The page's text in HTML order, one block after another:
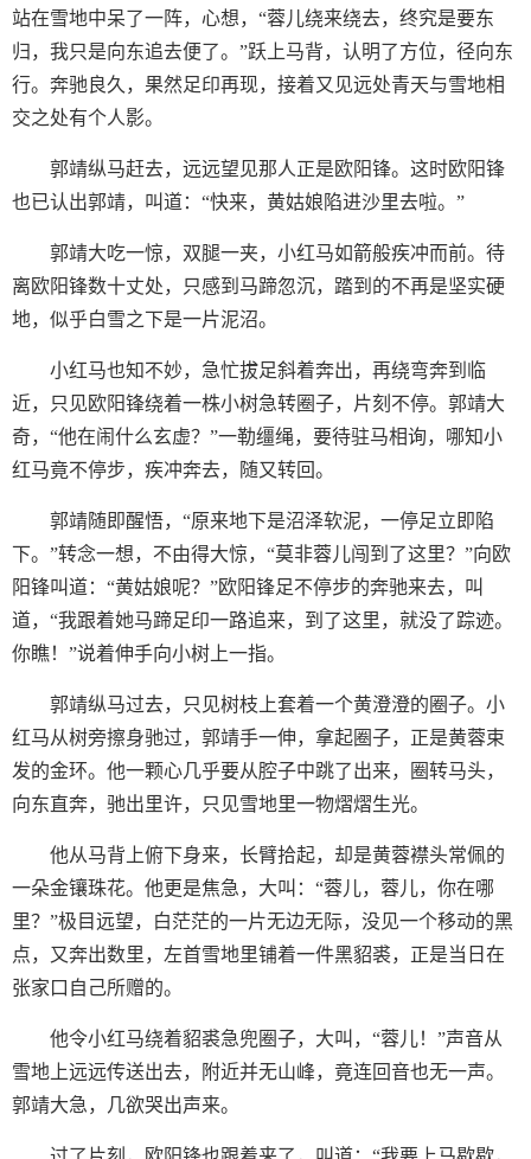
站在雪地中呆了一阵，心想，“蓉儿绕来绕去，终究是要东
归，我只是向东追去便了。”跃上马背，认明了方位，径向东
行。奔驰良久，果然足印再现，接着又见远处青天与雪地相
交之处有个人影。
郭靖纵马赶去，远远望见那人正是欧阳锋。这时欧阳锋
也已认出郭靖，叫道：“快来，黄姑娘陷进沙里去啦。”
郭靖大吃一惊，双腿一夹，小红马如箭般疾冲而前。待
离欧阳锋数十丈处，只感到马蹄忽沉，踏到的不再是坚实硬
地，似乎白雪之下是一片泥沼。
小红马也知不妙，急忙拔足斜着奔出，再绕弯奔到临
近，只见欧阳锋绕着一株小树急转圈子，片刻不停。郭靖大
奇，“他在闹什么玄虚？”一勒缰绳，要待驻马相询，哪知小
红马竟不停步，疾冲奔去，随又转回。
郭靖随即醒悟，“原来地下是沼泽软泥，一停足立即陷
下。”转念一想，不由得大惊，“莫非蓉儿闯到了这里？”向欧
阳锋叫道：“黄姑娘呢？”欧阳锋足不停步的奔驰来去，叫
道，“我跟着她马蹄足印一路追来，到了这里，就没了踪迹。
你瞧！”说着伸手向小树上一指。
郭靖纵马过去，只见树枝上套着一个黄澄澄的圈子。小
红马从树旁擦身驰过，郭靖手一伸，拿起圈子，正是黄蓉束
发的金环。他一颗心几乎要从腔子中跳了出来，圈转马头，
向东直奔，驰出里许，只见雪地里一物熠熠生光。
他从马背上俯下身来，长臂拾起，却是黄蓉襟头常佩的
一朵金镶珠花。他更是焦急，大叫：“蓉儿，蓉儿，你在哪
里？”极目远望，白茫茫的一片无边无际，没见一个移动的黑
点，又奔出数里，左首雪地里铺着一件黑貂裘，正是当日在
张家口自己所赠的。
他令小红马绕着貂裘急兜圈子，大叫，“蓉儿！”声音从
雪地上远远传送出去，附近并无山峰，竟连回音也无一声。
郭靖大急，几欲哭出声来。